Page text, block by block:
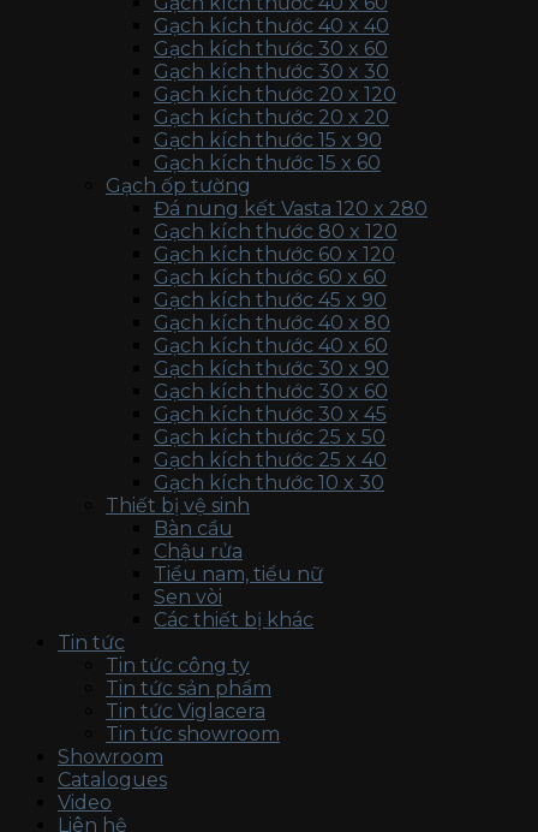
Gạch kích thước 40 x 40
Gạch kích thước 30 x 60
Gạch kích thước 30 x 30
Gạch kích thước 20 x 120
Gạch kích thước 20 x 20
Gạch kích thước 15 x 90
Gạch kích thước 15 x 60
Gạch ốp tường
Đá nung kết Vasta 120 x 280
Gạch kích thước 80 x 120
Gạch kích thước 60 x 120
Gạch kích thước 60 x 60
Gạch kích thước 45 x 90
Gạch kích thước 40 x 80
Gạch kích thước 40 x 60
Gạch kích thước 30 x 90
Gạch kích thước 30 x 60
Gạch kích thước 30 x 45
Gạch kích thước 25 x 50
Gạch kích thước 25 x 40
Gạch kích thước 10 x 30
Thiết bị vệ sinh
Bàn cầu
Chậu rửa
Tiểu nam, tiểu nữ
Sen vòi
Các thiết bị khác
Tin tức
Tin tức công ty
Tin tức sản phẩm
Tin tức Viglacera
Tin tức showroom
Showroom
Catalogues
Video
Liên hệ